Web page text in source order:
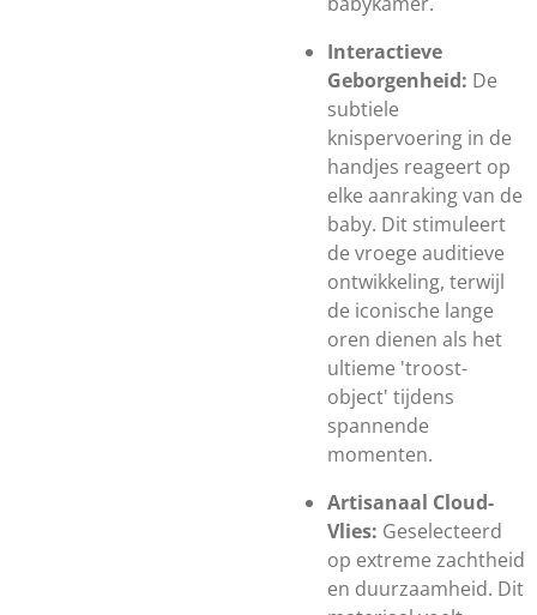
Interactieve
Geborgenheid: De
subtiele
knispervoering in de
handjes reageert op
elke aanraking van de
baby. Dit stimuleert
de vroege auditieve
ontwikkeling, terwijl
de iconische lange
oren dienen als het
ultieme 'troost-
object' tijdens
spannende
momenten.
Artisanaal Cloud-
Vlies: Geselecteerd
op extreme zachtheid
en duurzaamheid. Dit